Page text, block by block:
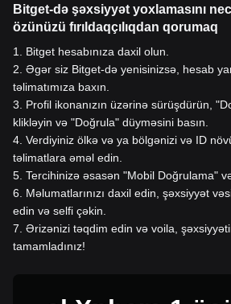
Bitget-də şəxsiyyət yoxlamasını
özünüzü fırıldaqçılıqdan qorumaq
1
Bitget hesabınıza daxil olun.
2 Əgər siz Bitget-də yenisinizsə, hesab
təlimatımıza baxın.
3
Profil ikonanızın üzərinə sürüşdürün,
klikləyin və "Doğrula" düyməsini basın.
4 Verdiyiniz ölkə və ya bölgənizi və ID
təlimatlara əməl edin.
5 Tercihinizə əsasən "Mobil Doğrulama"
6
Məlumatlarınızı daxil edin, şəxsiyyət
edin və selfi çəkin.
7 Ərizənizi təqdim edin və voila,
tamamladınız!